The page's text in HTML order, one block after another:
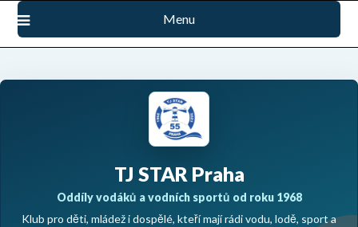
Přejdi
obsah
Menu
TJ STAR Praha
Oddíly vodáků a vodních sportů od roku 1968
Klub pro děti, mládež i dospělé, kteří mají rádi vodu, lodě, sport a